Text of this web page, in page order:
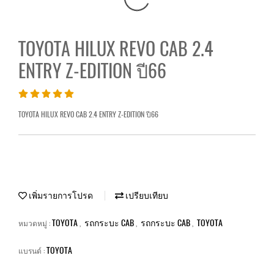
TOYOTA HILUX REVO CAB 2.4
ENTRY Z-EDITION ปี66
TOYOTA HILUX REVO CAB 2.4 ENTRY Z-EDITION ปี66
เพิ่มรายการโปรด เปรียบเทียบ
หมวดหมู่ :TOYOTA รถกระบะ CAB รถกระบะ CAB TOYOTA
แบรนด์ :TOYOTA